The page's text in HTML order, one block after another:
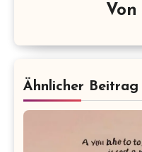
Von
Ähnlicher Beitrag